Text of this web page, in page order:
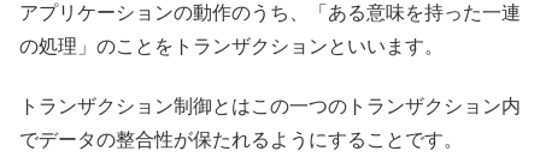
アプリケーションの動作のうち、「ある意味を持った一連
の処理」のことをトランザクションといいます。
トランザクション制御とはこの一つのトランザクション内
でデータの整合性が保たれるようにすることです。